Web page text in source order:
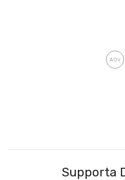
Supporta